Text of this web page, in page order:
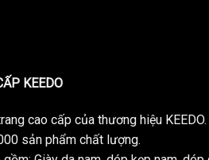
KEEDO
cao cấp của thương hiệu
sản phẩm chất lượng.